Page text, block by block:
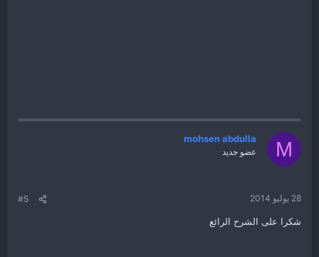
M
mohsen abdulla
عضو جديد
28 يوليو 2014 #5
شكرا على الشرح الرائع